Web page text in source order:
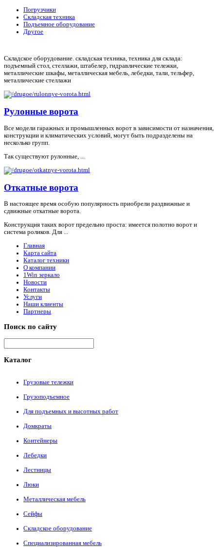
Погрузчики
Складская техника
Подъемное оборудование
Другое
Cкладское оборудование. складская техника, техника для склада:
подъемный стол, стеллажи, штабелер, гидравлические тележки,
металлические шкафы, металлическая мебель, лебедки, тали, тельфер,
металлические стеллажи
Рулонные ворота
Все модели гаражных и промышленных ворот в зависимости от назначения,
конструкции и климатических условий, могут быть подразделены на
несколько групп.
Так существуют рулонные, ...
Откатные ворота
В настоящее время особую популярность приобрели раздвижные и
сдвижные откатные ворота.
Конструкция таких ворот предельно проста: имеется полотно ворот и
система роликов. Для ...
Главная
Карта сайта
Каталог техники
О компании
1Win зеркало
Новости
Контакты
Услуги
Наши клиенты
Партнеры
Поиск по сайту
Каталог
Грузовые тележки
Грузоподъемное
Для подъемных и высотных работ
Домкраты
Контейнеры
Лебедки
Лестницы
Люки
Металлическая мебель
Сейфы
Складское оборудование
Специализированная мебель